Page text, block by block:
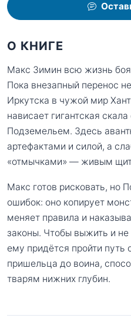
О КНИГЕ
Макс Зимин всю жизнь
Пока внезапный перенос
Иркутска в чужой мир
нависает гигантская
Подземельем. Здесь
артефактами и силой, а
«отмычками» — живым
Макс готов рисковать, но
ошибок: оно копирует
меняет правила и
законы. Чтобы выжить и
ему придётся пройти путь
пришельца до воина,
тварям нижних глубин.